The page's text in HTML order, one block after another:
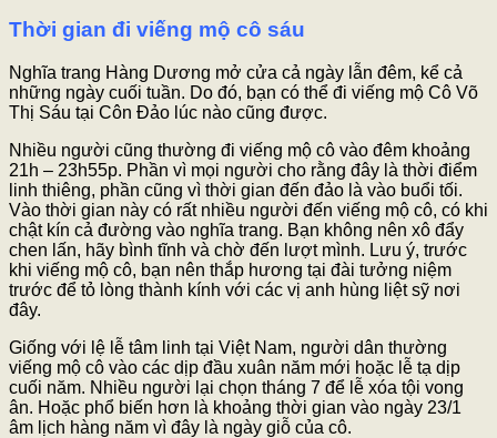
Thời gian đi viếng mộ cô sáu
Nghĩa trang Hàng Dương mở cửa cả ngày lẫn đêm, kể cả
những ngày cuối tuần. Do đó, bạn có thể đi viếng mộ Cô Võ
Thị Sáu tại Côn Đảo lúc nào cũng được.
Nhiều người cũng thường đi viếng mộ cô vào đêm khoảng
21h – 23h55p. Phần vì mọi người cho rằng đây là thời điểm
linh thiêng, phần cũng vì thời gian đến đảo là vào buổi tối.
Vào thời gian này có rất nhiều người đến viếng mộ cô, có khi
chật kín cả đường vào nghĩa trang. Bạn không nên xô đẩy
chen lấn, hãy bình tĩnh và chờ đến lượt mình. Lưu ý, trước
khi viếng mộ cô, bạn nên thắp hương tại đài tưởng niệm
trước để tỏ lòng thành kính với các vị anh hùng liệt sỹ nơi
đây.
Giống với lệ lễ tâm linh tại Việt Nam, người dân thường
viếng mộ cô vào các dịp đầu xuân năm mới hoặc lễ tạ dịp
cuối năm. Nhiều người lại chọn tháng 7 để lễ xóa tội vong
ân. Hoặc phổ biến hơn là khoảng thời gian vào ngày 23/1
âm lịch hàng năm vì đây là ngày giỗ của cô.